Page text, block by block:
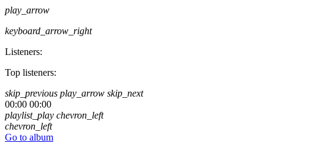
play_arrow
keyboard_arrow_right
Listeners:
Top listeners:
skip_previous play_arrow skip_next
00:00 00:00
playlist_play chevron_left
chevron_left
Go to album